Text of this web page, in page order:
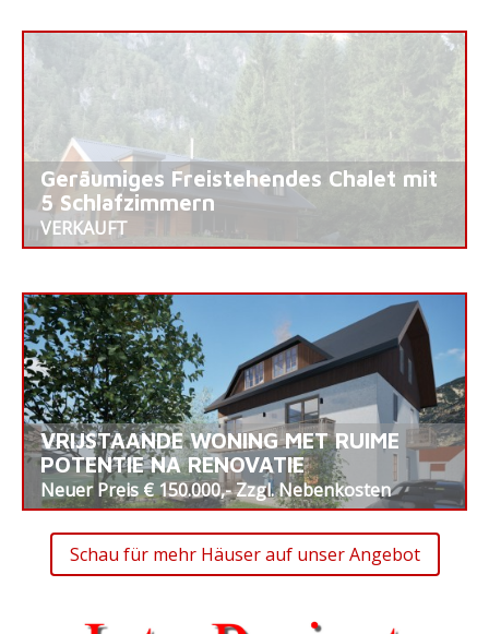
Geräumiges Freistehendes Chalet mit
5 Schlafzimmern
VERKAUFT
VRIJSTAANDE WONING MET RUIME
POTENTIE NA RENOVATIE
Neuer Preis € 150.000,- Zzgl. Nebenkosten
Schau für mehr Häuser auf unser Angebot